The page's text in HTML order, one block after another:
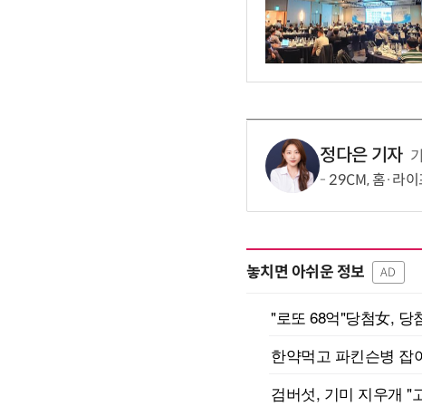
정다은 기자
29CM, 홈·라
놓치면 아쉬운 정보 AD